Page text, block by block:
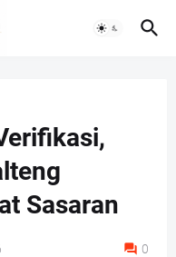
Sasaran
0